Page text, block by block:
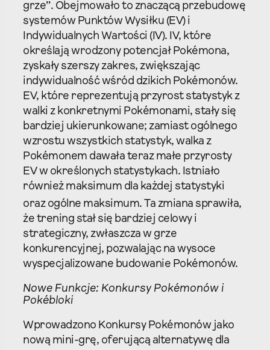
grze”. Obejmowało to znaczącą przebudowę
systemów Punktów Wysiłku (EV) i
Indywidualnych Wartości (IV). IV, które
określają wrodzony potencjał Pokémona,
zyskały szerszy zakres, zwiększając
indywidualność wśród dzikich Pokémonów.
EV, które reprezentują przyrost statystyk z
walki z konkretnymi Pokémonami, stały się
bardziej ukierunkowane; zamiast ogólnego
wzrostu wszystkich statystyk, walka z
Pokémonem dawała teraz małe przyrosty
EV w określonych statystykach. Istniało
również maksimum dla każdej statystyki
oraz ogólne maksimum. Ta zmiana sprawiła,
że trening stał się bardziej celowy i
strategiczny, zwłaszcza w grze
konkurencyjnej, pozwalając na wysoce
wyspecjalizowane budowanie Pokémonów.
Nowe Funkcje: Konkursy Pokémonów i
Pokébloki
Wprowadzono Konkursy Pokémonów jako
nową mini-grę, oferującą alternatywę dla